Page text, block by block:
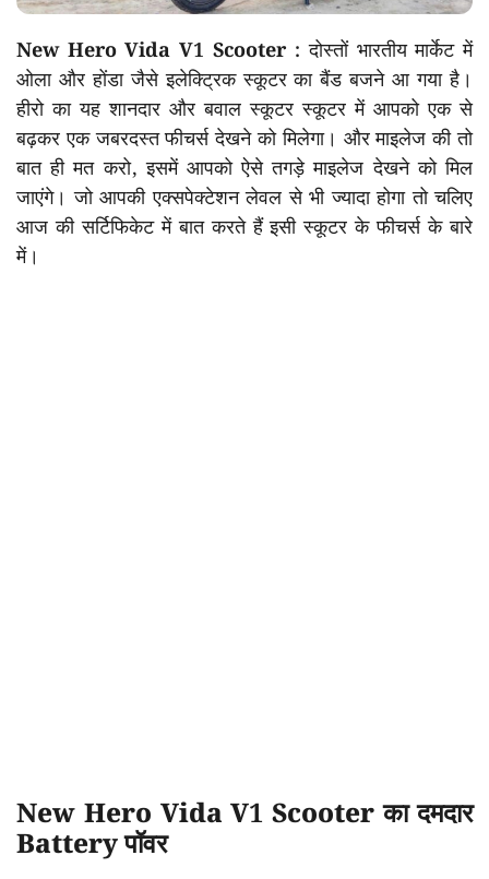
New Hero Vida V1 Scooter : दोस्तों भारतीय मार्केट में
ओला और होंडा जैसे इलेक्ट्रिक स्कूटर का बैंड बजने आ गया है।
हीरो का यह शानदार और बवाल स्कूटर स्कूटर में आपको एक से
बढ़कर एक जबरदस्त फीचर्स देखने को मिलेगा। और माइलेज की तो
बात ही मत करो, इसमें आपको ऐसे तगड़े माइलेज देखने को मिल
जाएंगे। जो आपकी एक्सपेक्टेशन लेवल से भी ज्यादा होगा तो चलिए
आज की सर्टिफिकेट में बात करते हैं इसी स्कूटर के फीचर्स के बारे
में।
New Hero Vida V1 Scooter का दमदार
Battery पॉवर